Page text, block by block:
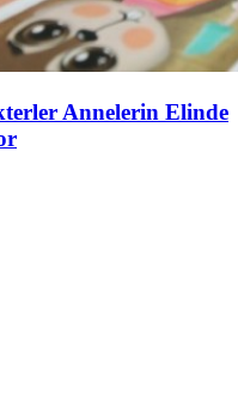
Annelerin Elinde